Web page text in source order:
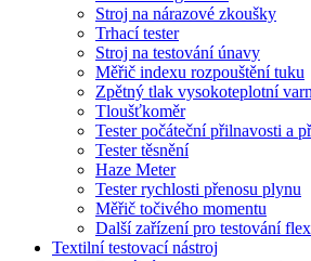
Stroj na nárazové zkoušky
Trhací tester
Stroj na testování únavy
Měřič indexu rozpouštění tuku
Zpětný tlak vysokoteplotní
Tloušťkoměr
Tester počáteční přilnavosti a
Tester těsnění
Haze Meter
Tester rychlosti přenosu plynu
Měřič točivého momentu
Další zařízení pro testování
Textilní testovací nástroj